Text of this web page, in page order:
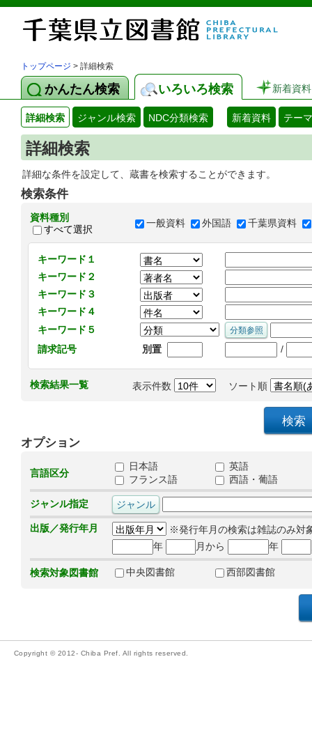
トップページ > 詳細検索
かんたん検索 いろいろ検索 新着資料
詳細検索 ジャンル検索 NDC分類検索 新着資料 テー
詳細検索
詳細な条件を設定して、蔵書を検索することができます。
検索条件
資料種別
すべて選択
一般資料 外国語 千葉県資料
キーワード１
キーワード２
キーワード３
キーワード４
キーワード５
請求記号
別置 /
検索結果一覧 表示件数 ソート順
オプション
言語区分
日本語
英語
フランス語
西語・葡語
ジャンル指定
出版／発行年月
※発行年月の検索は雑誌のみ対
年
月から 年
検索対象図書館 中央図書館 西部図書館
Copyright © 2012- Chiba Pref. All rights reserved.